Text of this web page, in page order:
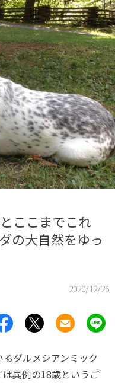
ここまでこれ
の大自然をゆっ
2020/12/26
ダルメシアンミック
異例の18歳というご